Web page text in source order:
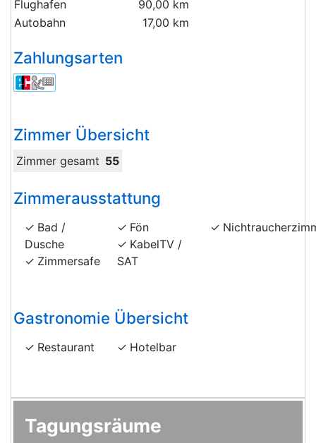
Flughafen
90,00 km
Autobahn
17,00 km
Zahlungsarten
Zimmer Übersicht
Zimmer gesamt 55
Zimmerausstattung
Bad /
Dusche
Zimmersafe
Fön
KabelTV /
SAT
Gastronomie Übersicht
Restaurant Hotelbar
Tagungsräume